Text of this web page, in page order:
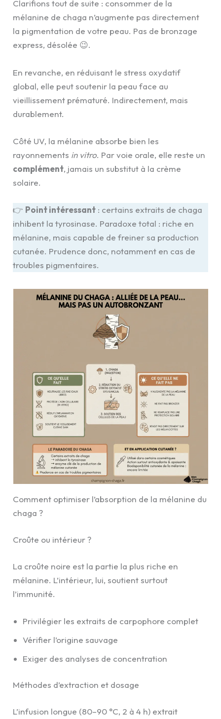
Clarifions tout de suite : consommer de la
mélanine de chaga n’augmente pas directement
la pigmentation de votre peau. Pas de bronzage
express, désolée 😉.
En revanche, en réduisant le stress oxydatif
global, elle peut soutenir la peau face au
vieillissement prématuré. Indirectement, mais
durablement.
Côté UV, la mélanine absorbe bien les
rayonnements in vitro. Par voie orale, elle reste un
complément, jamais un substitut à la crème
solaire.
👉 Point intéressant : certains extraits de chaga
inhibent la tyrosinase. Paradoxe total : riche en
mélanine, mais capable de freiner sa production
cutanée. Prudence donc, notamment en cas de
troubles pigmentaires.
Comment optimiser l’absorption de la mélanine du
chaga ?
Croûte ou intérieur ?
La croûte noire est la partie la plus riche en
mélanine. L’intérieur, lui, soutient surtout
l’immunité.
Privilégier les extraits de carpophore complet
Vérifier l’origine sauvage
Exiger des analyses de concentration
Méthodes d’extraction et dosage
L’infusion longue (80–90 °C, 2 à 4 h) extrait